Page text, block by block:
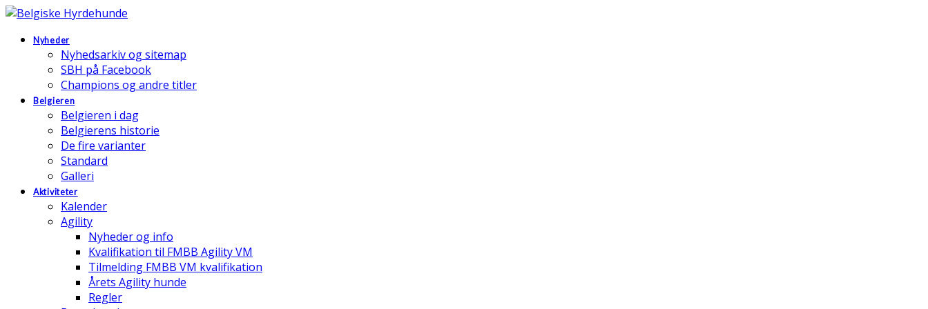
Nyheder
Nyhedsarkiv og sitemap
SBH på Facebook
Champions og andre titler
Belgieren
Belgieren i dag
Belgierens historie
De fire varianter
Standard
Galleri
Aktiviteter
Kalender
Agility
Nyheder og info
Kvalifikation til FMBB Agility VM
Tilmelding FMBB VM kvalifikation
Årets Agility hunde
Regler